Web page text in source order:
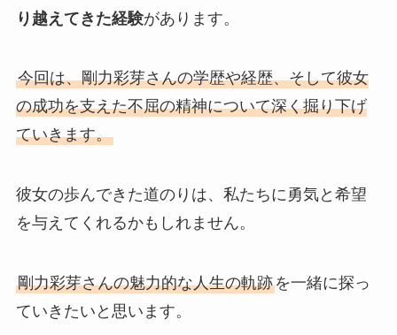
り越えてきた経験があります。
今回は、剛力彩芽さんの学歴や経歴、そして彼女
の成功を支えた不屈の精神について深く掘り下げ
ていきます。
彼女の歩んできた道のりは、私たちに勇気と希望
を与えてくれるかもしれません。
剛力彩芽さんの魅力的な人生の軌跡を一緒に探っ
ていきたいと思います。